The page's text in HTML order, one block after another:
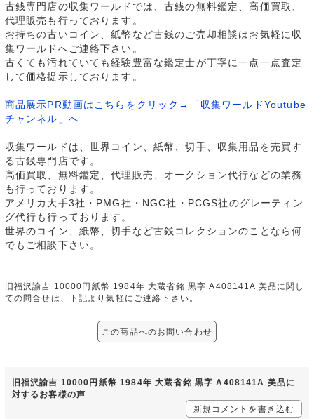
古銭専門店の収集ワールドでは、古銭の無料鑑定、高価買取、
代理販売も行っております。
お持ちの古いコイン、紙幣など古銭のご売却相談はお気軽に収
集ワールドへご連絡下さい。
古くても汚れていても経験豊富な鑑定士が丁寧に一点一点査定
して価格提示しております。
商品展示PR動画はこちらをクリック→「収集ワールドYoutube
チャンネル」へ
収集ワールドは、世界コイン、紙幣、切手、収集用品を売買す
る古銭専門店です。
高価買取、無料鑑定、代理販売、オークション代行などの業務
も行っております。
アメリカ大手3社・PMG社・NGC社・PCGS社のグレーティン
グ代行も行っております。
世界のコイン、紙幣、切手など古銭コレクションのことなら何
でもご相談下さい。
旧福沢諭吉 10000円紙幣 1984年 大蔵省銘 黒字 A408141A 美品に関し
ての問合せは、下記より気軽にご連絡下さい。
この商品へのお問い合わせ
旧福沢諭吉 10000円紙幣 1984年 大蔵省銘 黒字 A408141A 美品に
対するお客様の声
新規コメントを書き込む